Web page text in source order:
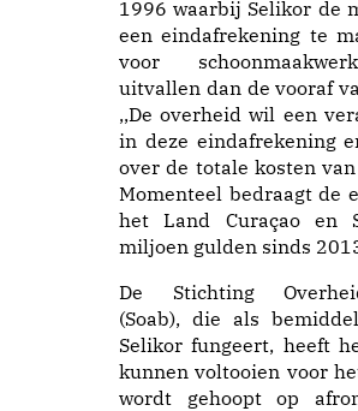
1996 waarbij Selikor de
een eindafrekening te
voor
uitvallen dan de vooraf
,,De overheid wil een
in deze eindafrekening
over de totale kosten
Momenteel bedraagt de
het Land Curaçao en
miljoen gulden sinds
De Stichting
(Soab), die als
Selikor fungeert, heeft
kunnen voltooien voor
wordt gehoopt op